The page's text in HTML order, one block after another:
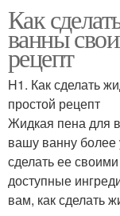
Как
ванны
рецепт
H1. Как сделать
простой рецепт
Жидкая пена для
вашу ванну
сделать ее
доступные
вам, как сделать